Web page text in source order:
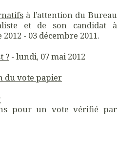
à l’attention du Bureau
et de son candidat à
- 03 décembre 2011.
? - lundi, 07 mai 2012
du vote papier
pour un vote vérifié par